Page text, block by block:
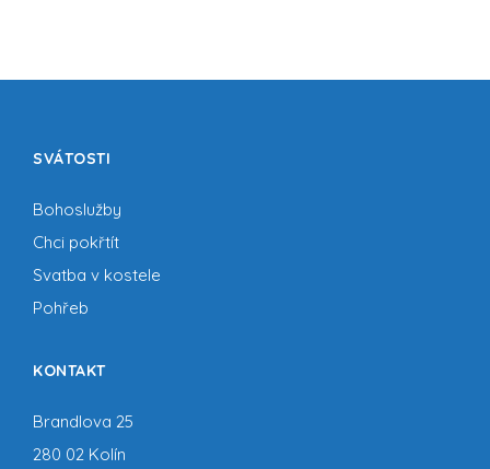
SVÁTOSTI
Bohoslužby
Chci pokřtít
Svatba v kostele
Pohřeb
KONTAKT
Brandlova 25
280 02 Kolín